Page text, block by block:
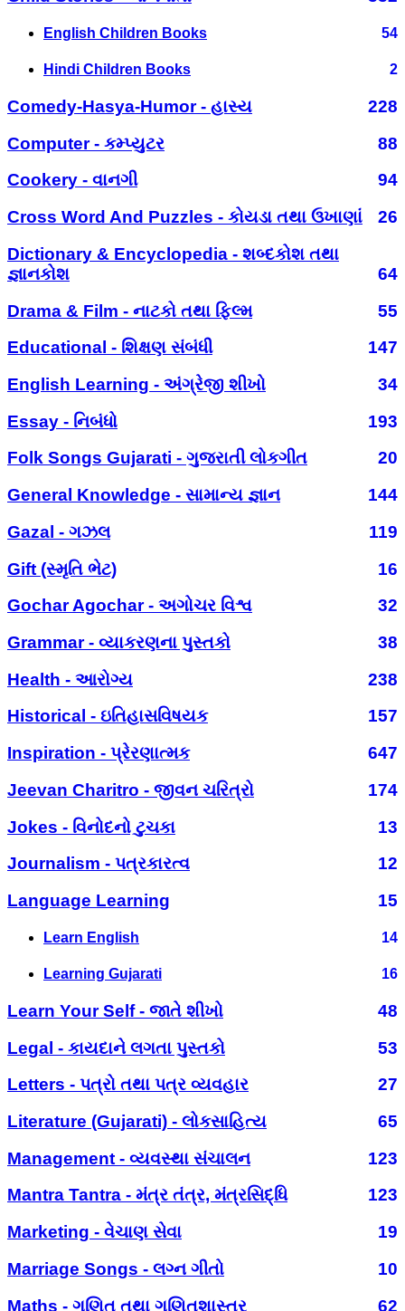
English Children Books 54
Hindi Children Books 2
Comedy-Hasya-Humor - હાસ્ય
228
Computer - કમ્પ્યુટર
88
Cookery - વાનગી
94
Cross Word And Puzzles - કોયડા તથા ઉખાણાં
26
Dictionary & Encyclopedia - શબ્દકોશ તથા
જ્ઞાનકોશ
64
Drama & Film - નાટકો તથા ફિલ્મ
55
Educational - શિક્ષણ સંબંધી
147
English Learning - અંગ્રેજી શીખો
34
Essay - નિબંધો
193
Folk Songs Gujarati - ગુજરાતી લોકગીત
20
General Knowledge - સામાન્ય જ્ઞાન
144
Gazal - ગઝલ
119
Gift (સ્મૃતિ ભેટ)
16
Gochar Agochar - અગોચર વિશ્વ
32
Grammar - વ્યાકરણના પુસ્તકો
38
Health - આરોગ્ય
238
Historical - ઇતિહાસવિષયક
157
Inspiration - પ્રેરણાત્મક
647
Jeevan Charitro - જીવન ચરિત્રો
174
Jokes - વિનોદનો ટુચકા
13
Journalism - પત્રકારત્વ
12
Language Learning
15
Learn English 14
Learning Gujarati 16
Learn Your Self - જાતે શીખો
48
Legal - કાયદાને લગતા પુસ્તકો
53
Letters - પત્રો તથા પત્ર વ્યવહાર
27
Literature (Gujarati) - લોકસાહિત્ય
65
Management - વ્યવસ્થા સંચાલન
123
Mantra Tantra - મંત્ર તંત્ર, મંત્રસિદ્ધિ
123
Marketing - વેચાણ સેવા
19
Marriage Songs - લગ્ન ગીતો
10
Maths - ગણિત તથા ગણિતશાસ્ત્ર
62